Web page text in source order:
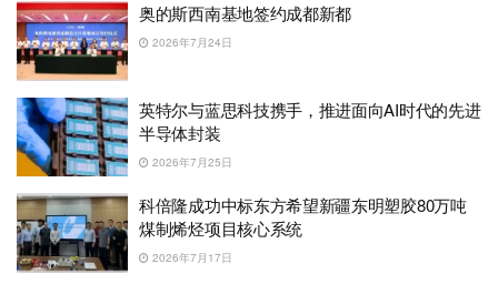
奥的斯西南基地签约成都新都
2026年7月24日
英特尔与蓝思科技携手，推进面向AI时代的先进
半导体封装
2026年7月25日
科倍隆成功中标东方希望新疆东明塑胶80万吨
煤制烯烃项目核心系统
2026年7月17日